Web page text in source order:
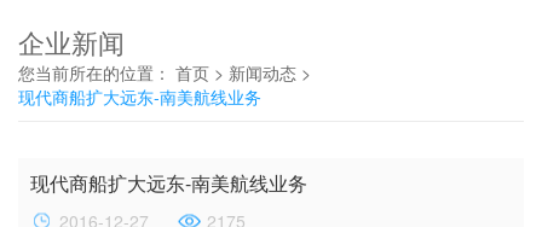
企业新闻
您当前所在的位置： 首页 > 新闻动态 >
现代商船扩大远东-南美航线业务
现代商船扩大远东-南美航线业务
2016-12-27 2175